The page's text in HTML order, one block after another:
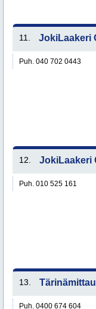
11. JokiLaakeri
Puh. 040 702 0443
12. JokiLaakeri
Puh. 010 525 161
13.
Puh. 0400 674 604